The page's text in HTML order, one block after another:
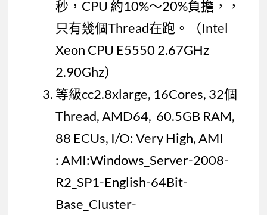
秒，CPU 約10%～20%負擔，，
只有幾個Thread在跑。（Intel
Xeon CPU E5550 2.67GHz
2.90Ghz）
等級cc2.8xlarge, 16Cores, 32個
Thread, AMD64, 60.5GB RAM,
88 ECUs, I/O: Very High, AMI
: AMI:Windows_Server-2008-
R2_SP1-English-64Bit-
Base_Cluster-